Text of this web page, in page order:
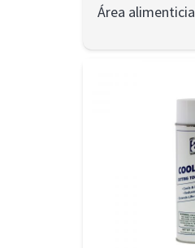
Área alimenticia